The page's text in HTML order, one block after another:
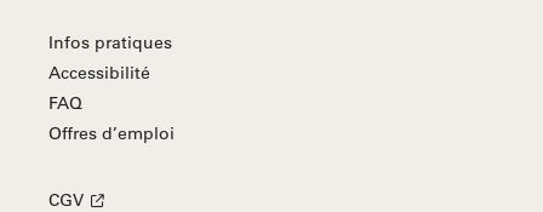
Infos pratiques
Accessibilité
FAQ
Offres d’emploi
CGV